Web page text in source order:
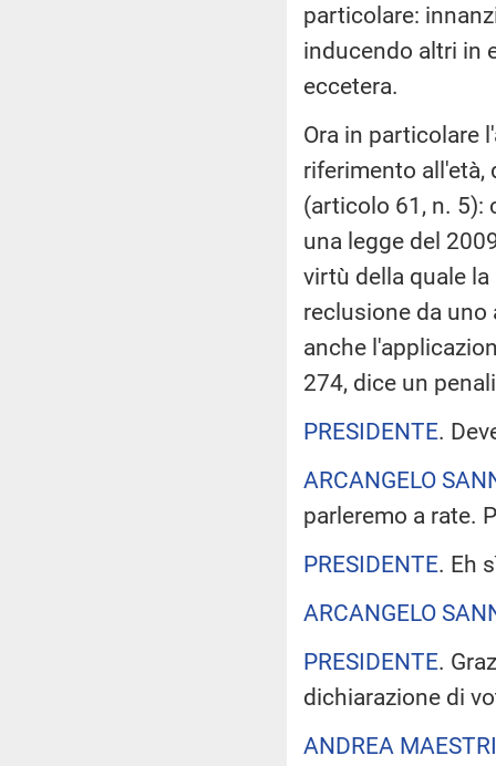
particolare:
inducendo altri in
eccetera.
Ora in particolare
riferimento all'età,
(articolo 61, n. 5):
una legge del
virtù della quale
reclusione da uno
anche
274, dice un
PRESIDENTE.
ARCANGELO
parleremo a rate.
PRESIDENTE. Eh
ARCANGELO
PRESIDENTE.
dichiarazione di
ANDREA MAESTRI